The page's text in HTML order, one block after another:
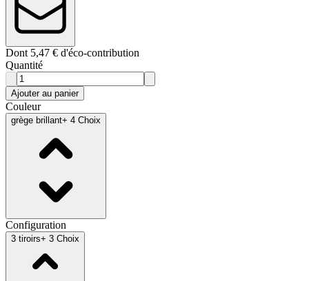
Dont 5,47 € d'éco-contribution
Quantité
Ajouter au panier
Couleur
grège brillant+ 4 Choix
Configuration
3 tiroirs+ 3 Choix